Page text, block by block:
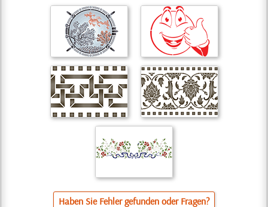
Haben Sie Fehler gefunden oder Fragen?